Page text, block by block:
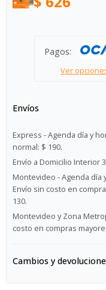
Pagos:
Ver
Envíos
Express - Agenda día y
normal: $ 190.
Envío a Domicilio Interior
Montevideo - Agenda día
Envío sin costo en
130.
Montevideo y Zona
costo en compras
Cambios y